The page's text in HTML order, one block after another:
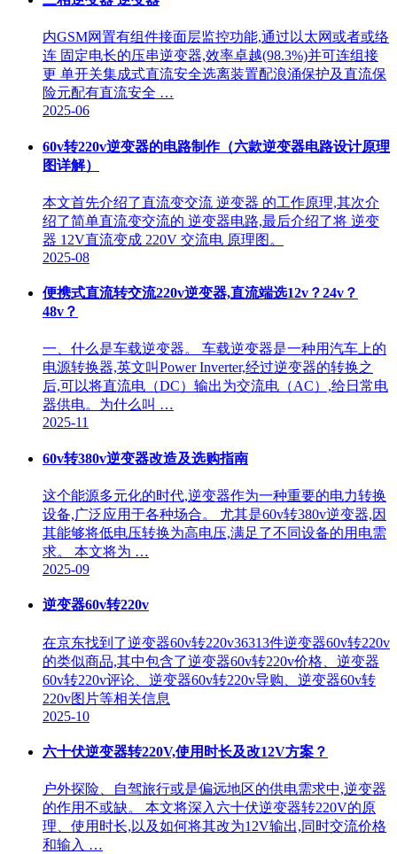
内GSM网置有组件接面层监控功能,通过以太网或者或络
连 固定电长的压串逆变器,效率卓越(98.3%)并可连组接
更 单开关集成式直流安全选离装置配浪涌保护及直流保
险元配有直流安全 …
2025-06
60v转220v逆变器的电路制作（六款逆变器电路设计原理
图详解）
本文首先介绍了直流变交流 逆变器 的工作原理,其次介
绍了简单直流变交流的 逆变器电路,最后介绍了将 逆变
器 12V直流变成 220V 交流电 原理图。
2025-08
便携式直流转交流220v逆变器,直流端选12v？24v？
48v？
一、什么是车载逆变器。 车载逆变器是一种用汽车上的
电源转换器,英文叫Power Inverter,经过逆变器的转换之
后,可以将直流电（DC）输出为交流电（AC）,给日常电
器供电。为什么叫 …
2025-11
60v转380v逆变器改造及选购指南
这个能源多元化的时代,逆变器作为一种重要的电力转换
设备,广泛应用于各种场合。 尤其是60v转380v逆变器,因
其能够将低电压转换为高电压,满足了不同设备的用电需
求。 本文将为 …
2025-09
逆变器60v转220v
在京东找到了逆变器60v转220v36313件逆变器60v转220v
的类似商品,其中包含了逆变器60v转220v价格、逆变器
60v转220v评论、逆变器60v转220v导购、逆变器60v转
220v图片等相关信息
2025-10
六十伏逆变器转220V,使用时长及改12V方案？
户外探险、自驾旅行或是偏远地区的供电需求中,逆变器
的作用不或缺。 本文将深入六十伏逆变器转220V的原
理、使用时长,以及如何将其改为12V输出,同时交流价格
和输入 …